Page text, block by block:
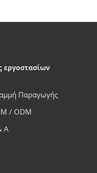
εργοστασίων
Παραγωγής
/ ODM
Α